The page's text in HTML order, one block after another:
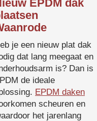
EPDM dak
je een nieuw plat dak
dat lang meegaat en
is? Dan is
de ideale
EPDM daken
scheuren en
het jarenlang